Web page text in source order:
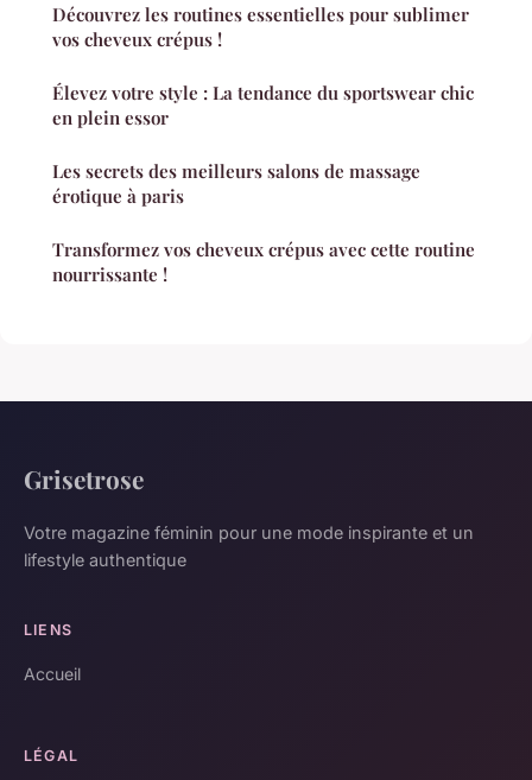
Découvrez les routines essentielles pour sublimer
vos cheveux crépus !
Élevez votre style : La tendance du sportswear chic
en plein essor
Les secrets des meilleurs salons de massage
érotique à paris
Transformez vos cheveux crépus avec cette routine
nourrissante !
Grisetrose
Votre magazine féminin pour une mode inspirante et un
lifestyle authentique
LIENS
Accueil
LÉGAL